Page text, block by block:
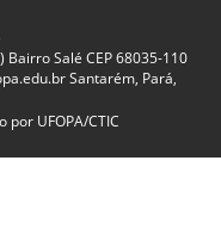
Bairro Salé CEP 68035-110
Santarém, Pará,
por UFOPA/CTIC